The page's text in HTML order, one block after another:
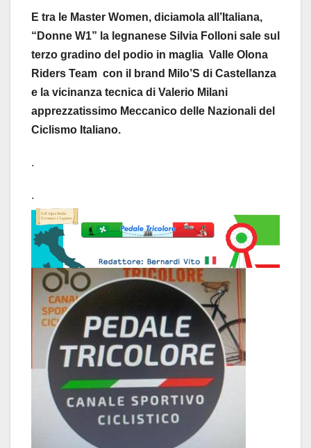
E tra le Master Women, diciamola all’Italiana,
“Donne W1” la legnanese Silvia Folloni sale sul
terzo gradino del podio in maglia Valle Olona
Riders Team con il brand Milo’S di Castellanza
e la vicinanza tecnica di Valerio Milani
apprezzatissimo Meccanico delle Nazionali del
Ciclismo Italiano.
.
.